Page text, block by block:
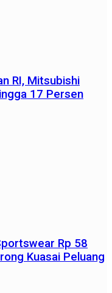
RI, Mitsubishi
17 Persen
Rp 58
Kuasai Peluang